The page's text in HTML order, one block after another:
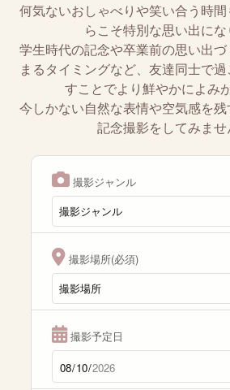
何気ないおしゃべりや笑い合う時
らこそ特別な思い出にな
学生時代の記念や卒業前の思い出
まるタイミングなど、友達同士で
すことでより鮮やかによみ
今しかない自然な表情や空気感を
記念撮影をしてみませ
撮影ジャンル
撮影場所(必須)
撮影予定日